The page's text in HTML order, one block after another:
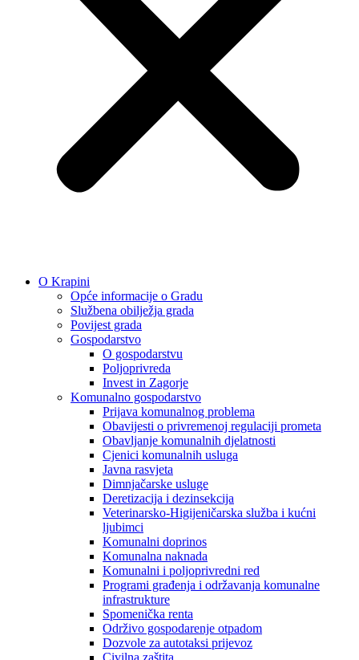
O Krapini
Opće informacije o Gradu
Službena obilježja grada
Povijest grada
Gospodarstvo
O gospodarstvu
Poljoprivreda
Invest in Zagorje
Komunalno gospodarstvo
Prijava komunalnog problema
Obavijesti o privremenoj regulaciji prometa
Obavljanje komunalnih djelatnosti
Cjenici komunalnih usluga
Javna rasvjeta
Dimnjačarske usluge
Deretizacija i dezinsekcija
Veterinarsko-Higijeničarska služba i kućni
ljubimci
Komunalni doprinos
Komunalna naknada
Komunalni i poljoprivredni red
Programi građenja i održavanja komunalne
infrastrukture
Spomenička renta
Održivo gospodarenje otpadom
Dozvole za autotaksi prijevoz
Civilna zaštita